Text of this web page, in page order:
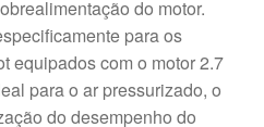
do motor.
para os
equipados com o motor 2.7
para o ar pressurizado, o
do desempenho do